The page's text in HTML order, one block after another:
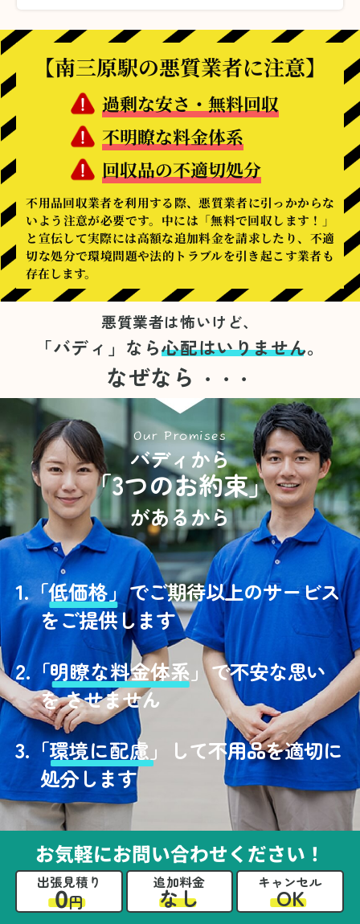
【南三原駅の悪質業者に注意】
過剰な安さ・無料回収
不明瞭な料金体系
回収品の不適切処分
不用品回収業者を利用する際、悪質業者に引っかからな
いよう注意が必要です。中には「無料で回収します！」
と宣伝して実際には高額な追加料金を請求したり、不適
切な処分で環境問題や法的トラブルを引き起こす業者も
存在します。
悪質業者は怖いけど、
「バディ」なら心配はいりません。
なぜなら ・・・
Our Promises
バディから
「3つのお約束」
があるから
1.「低価格」でご期待以上のサービス
をご提供します
2.「明瞭な料金体系」で不安な思い
を させません
3. 「環境に配慮」
して不用品を適切に
処分します
お気軽にお問い合わせください！
出張見積り
0円
追加料金
なし
キャンセル
OK